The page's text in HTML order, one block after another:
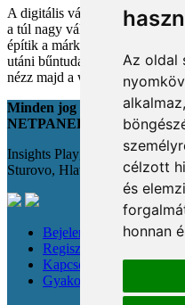
Az oldal
célzott
és
honnan
A digitális vásárlás kényelmes,
a túl nagy választéktól a
építik a márkák a bizalmadat
utáni bűntudatot tudatos
nézz majd a webshopokra!
Minden jog fenntartva
NETPANEL
Insights Playground s.r.o.;
Sturovo, Hlavná 22., 943 01
Bejelentkezés
Regisztráció
Kapcsolat
Gyakori kérdések